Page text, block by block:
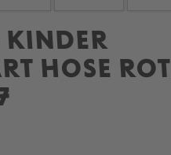
KINDER
HOSE ROT